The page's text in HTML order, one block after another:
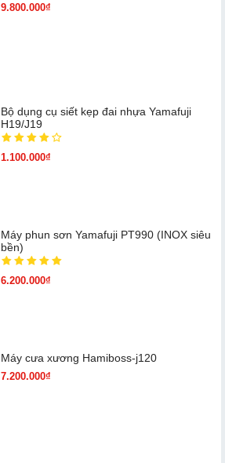
9.800.000₫
Bộ dụng cụ siết kẹp đai nhựa Yamafuji
H19/J19
1.100.000₫
Máy phun sơn Yamafuji PT990 (INOX siêu
bền)
6.200.000₫
Máy cưa xương Hamiboss-j120
7.200.000₫